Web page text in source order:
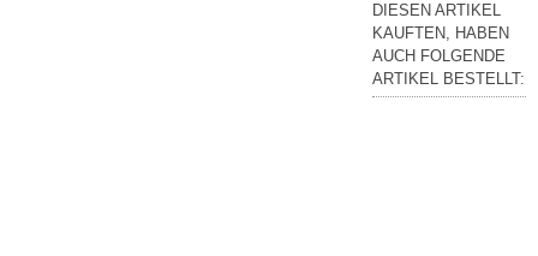
DIESEN ARTIKEL
KAUFTEN, HABEN
AUCH FOLGENDE
ARTIKEL BESTELLT: